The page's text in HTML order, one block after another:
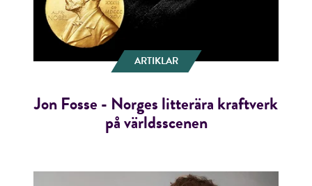
ARTIKLAR
Jon Fosse - Norges litterära kraftverk
på världsscenen